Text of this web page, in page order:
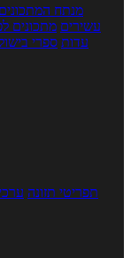
מנתח המתכונים
עשירים מתכונים
עדות ספרי
תפריטי תזונה